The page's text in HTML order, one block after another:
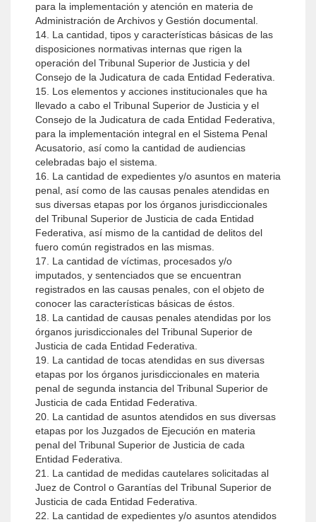
para la implementación y atención en materia de
Administración de Archivos y Gestión documental.
14. La cantidad, tipos y características básicas de las
disposiciones normativas internas que rigen la
operación del Tribunal Superior de Justicia y del
Consejo de la Judicatura de cada Entidad Federativa.
15. Los elementos y acciones institucionales que ha
llevado a cabo el Tribunal Superior de Justicia y el
Consejo de la Judicatura de cada Entidad Federativa,
para la implementación integral en el Sistema Penal
Acusatorio, así como la cantidad de audiencias
celebradas bajo el sistema.
16. La cantidad de expedientes y/o asuntos en materia
penal, así como de las causas penales atendidas en
sus diversas etapas por los órganos jurisdiccionales
del Tribunal Superior de Justicia de cada Entidad
Federativa, así mismo de la cantidad de delitos del
fuero común registrados en las mismas.
17. La cantidad de víctimas, procesados y/o
imputados, y sentenciados que se encuentran
registrados en las causas penales, con el objeto de
conocer las características básicas de éstos.
18. La cantidad de causas penales atendidas por los
órganos jurisdiccionales del Tribunal Superior de
Justicia de cada Entidad Federativa.
19. La cantidad de tocas atendidas en sus diversas
etapas por los órganos jurisdiccionales en materia
penal de segunda instancia del Tribunal Superior de
Justicia de cada Entidad Federativa.
20. La cantidad de asuntos atendidos en sus diversas
etapas por los Juzgados de Ejecución en materia
penal del Tribunal Superior de Justicia de cada
Entidad Federativa.
21. La cantidad de medidas cautelares solicitadas al
Juez de Control o Garantías del Tribunal Superior de
Justicia de cada Entidad Federativa.
22. La cantidad de expedientes y/o asuntos atendidos